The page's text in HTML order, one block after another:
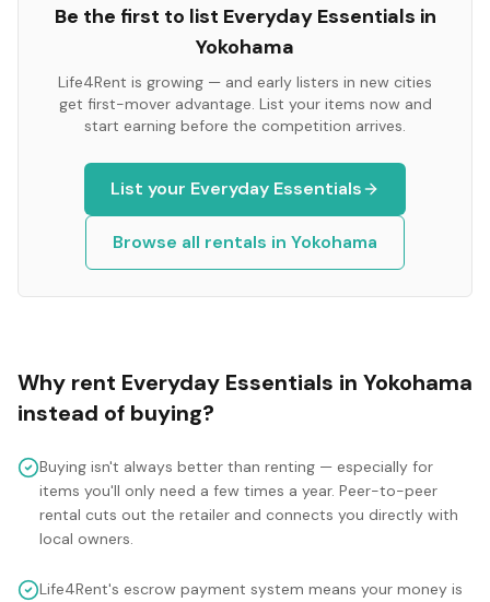
Be the first to list Everyday Essentials in
Yokohama
Life4Rent is growing — and early listers in new cities
get first-mover advantage. List your items now and
start earning before the competition arrives.
List your Everyday Essentials
Browse all rentals in Yokohama
Why rent Everyday Essentials in Yokohama
instead of buying?
Buying isn't always better than renting — especially for
items you'll only need a few times a year. Peer-to-peer
rental cuts out the retailer and connects you directly with
local owners.
Life4Rent's escrow payment system means your money is